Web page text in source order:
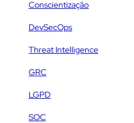
Conscientização
DevSecOps
Threat Intelligence
GRC
LGPD
SOC